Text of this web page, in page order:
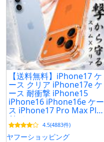
【送料無料】iPhone17 ケ
ース クリア iPhone17e ケ
ース 耐衝撃 iPhone15
iPhone16 iPhone16e ケー
ス iPhone17 Pro Max Plus
Air ケース スマホケース
iPhone SE 13 14 カバー
4.5(4883件)
ヤフーショッピング